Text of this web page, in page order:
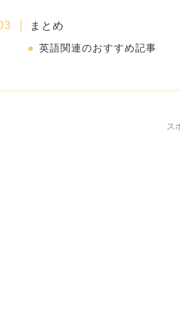
まとめ
英語関連のおすすめ記事
ス